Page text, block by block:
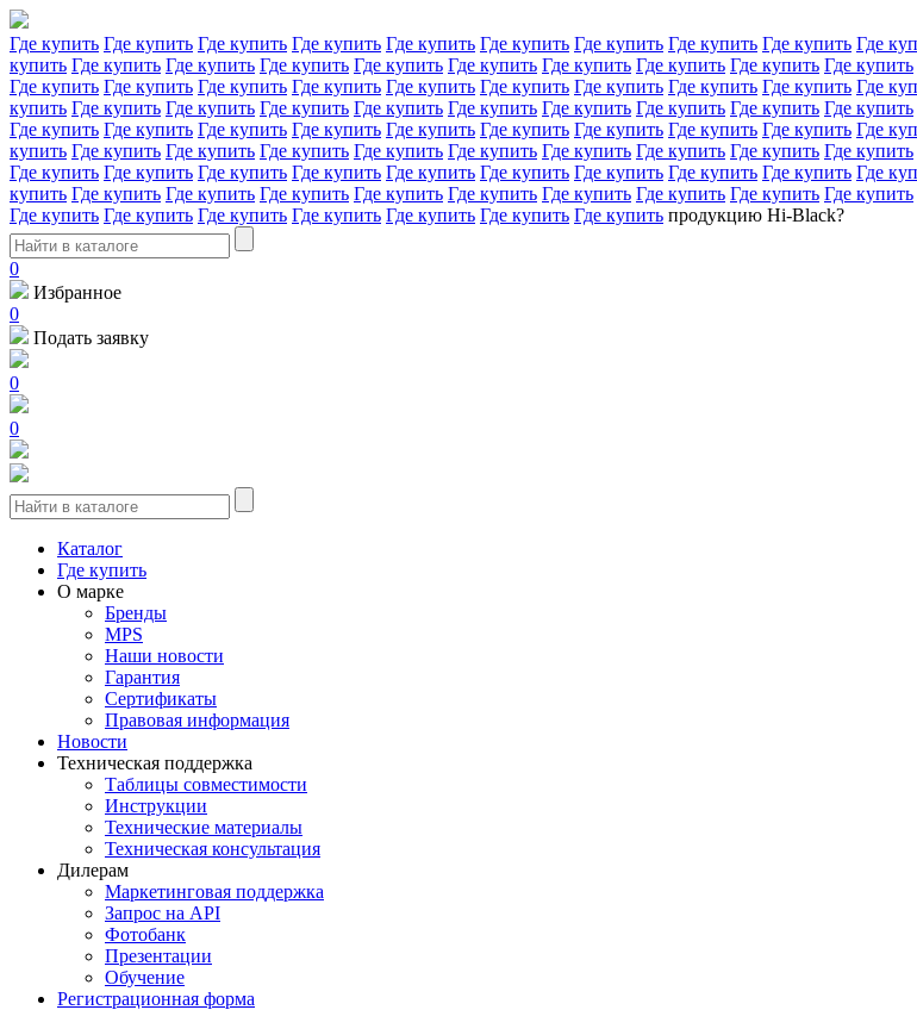
Где купить Где купить Где купить Где купить Где купить Где купить Где купить Где купить Где купить Где
купить Где купить Где купить Где купить Где купить Где купить Где купить Где купить Где купить Где купить
Где купить Где купить Где купить Где купить Где купить Где купить Где купить Где купить Где купить Где
купить Где купить Где купить Где купить Где купить Где купить Где купить Где купить Где купить Где купить
Где купить Где купить Где купить Где купить Где купить Где купить Где купить Где купить Где купить Где
купить Где купить Где купить Где купить Где купить Где купить Где купить Где купить Где купить Где купить
Где купить Где купить Где купить Где купить Где купить Где купить Где купить Где купить Где купить Где
купить Где купить Где купить Где купить Где купить Где купить Где купить Где купить Где купить Где купить
Где купить Где купить Где купить Где купить Где купить Где купить Где купить продукцию Hi-Black?
0
Избранное
0
Подать заявку
0
0
Каталог
Где купить
О марке
Бренды
MPS
Наши новости
Гарантия
Сертификаты
Правовая информация
Новости
Техническая поддержка
Таблицы совместимости
Инструкции
Технические материалы
Техническая консультация
Дилерам
Маркетинговая поддержка
Запрос на API
Фотобанк
Презентации
Обучение
Регистрационная форма